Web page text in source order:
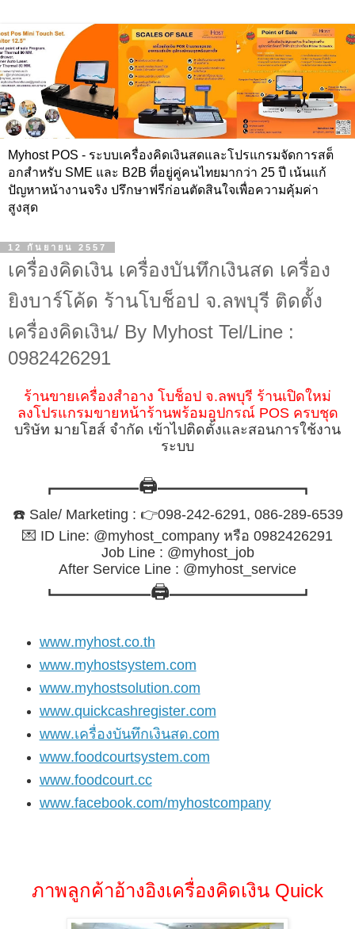
Myhost POS - ระบบเครื่องคิดเงินสดและโปรแกรมจัดการสต็
อกสำหรับ SME และ B2B ที่อยู่คู่คนไทยมากว่า 25 ปี เน้นแก้
ปัญหาหน้างานจริง ปรึกษาฟรีก่อนตัดสินใจเพื่อความคุ้มค่า
สูงสุด
12 กันยายน 2557
เครื่องคิดเงิน เครื่องบันทึกเงินสด เครื่อง
ยิงบาร์โค้ด ร้านโบช็อป จ.ลพบุรี ติดตั้ง
เครื่องคิดเงิน/ By Myhost Tel/Line :
0982426291
ร้านขายเครื่องสำอาง โบช็อป จ.ลพบุรี ร้านเปิดใหม่
ลงโปรแกรมขายหน้าร้านพร้อมอุปกรณ์ POS ครบชุด
บริษัท มายโฮส์ จำกัด เข้าไปติดตั้งและสอนการใช้งาน
ระบบ
┏━━━━━━━🖨️━━━━━━━━━━━━┓
☎️Sale/ Marketing : 👉098-242-6291, 086-289-6539
💌 ID Line: @myhost_company หรือ 0982426291
Job Line : @myhost_job
After Service Line : @myhost_service
┗━━━━━━━━🖨️━━━━━━━━━━━┛
www.myhost.co.th
www.myhostsystem.com
www.myhostsolution.com
www.quickcashregister.com
www.เครื่องบันทึกเงินสด.com
www.foodcourtsystem.com
www.foodcourt.cc
www.facebook.com/myhostcompany
ภาพลูกค้าอ้างอิงเครื่องคิดเงิน Quick